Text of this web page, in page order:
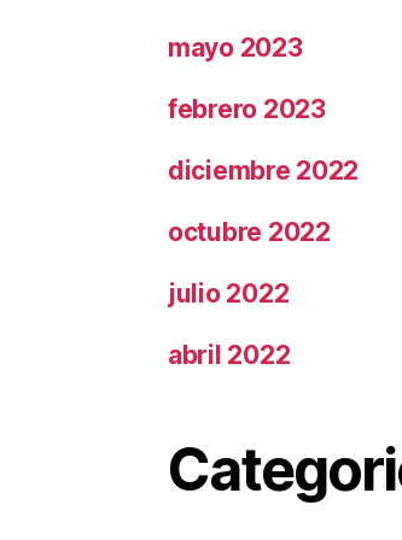
mayo 2023
febrero 2023
diciembre 2022
octubre 2022
julio 2022
abril 2022